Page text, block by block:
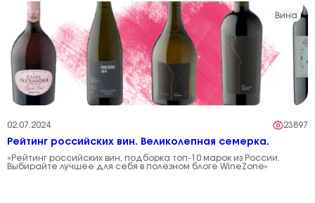
Вина
02.07.2024 23897
Рейтинг российских вин. Великолепная семерка.
«Рейтинг российских вин, подборка топ-10 марок из России.
Выбирайте лучшее для себя в полезном блоге WineZone»